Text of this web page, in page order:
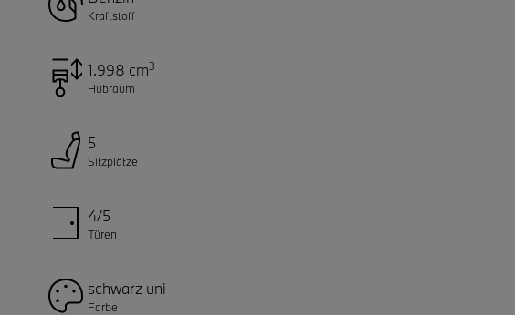
Kraftstoff
1.998 cm3
Hubraum
5
Sitzplätze
4/5
Türen
schwarz uni
Farbe